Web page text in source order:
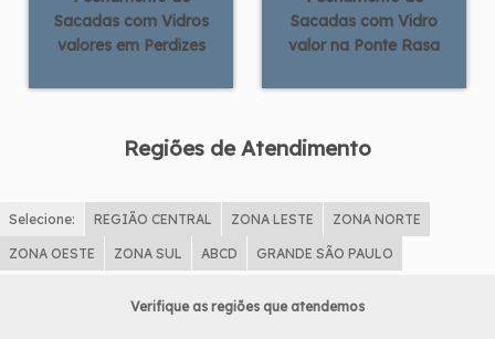
Sacadas com Vidros
valores em Perdizes
Sacadas com Vidro
valor na Ponte Rasa
Regiões de Atendimento
Selecione: REGIÃO CENTRAL ZONA LESTE ZONA NORTE
ZONA OESTE ZONA SUL ABCD GRANDE SÃO PAULO
Verifique as regiões que atendemos